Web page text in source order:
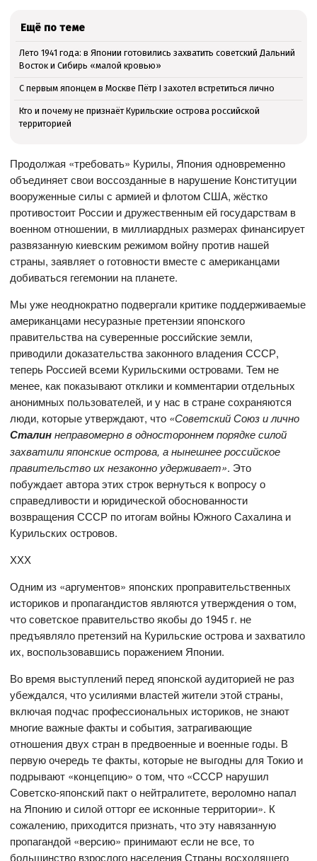
Ещё по теме
Лето 1941 года: в Японии готовились захватить советский Дальний
Восток и Сибирь «малой кровью»
С первым японцем в Москве Пётр I захотел встретиться лично
Кто и почему не признаёт Курильские острова российской
территорией
Продолжая «требовать» Курилы, Япония одновременно
объединяет свои воссозданные в нарушение Конституции
вооруженные силы с армией и флотом США, жёстко
противостоит России и дружественным ей государствам в
военном отношении, в миллиардных размерах финансирует
развязанную киевским режимом войну против нашей
страны, заявляет о готовности вместе с американцами
добиваться гегемонии на планете.
Мы уже неоднократно подвергали критике поддерживаемые
американцами несуразные претензии японского
правительства на суверенные российские земли,
приводили доказательства законного владения СССР,
теперь Россией всеми Курильскими островами. Тем не
менее, как показывают отклики и комментарии отдельных
анонимных пользователей, и у нас в стране сохраняются
люди, которые утверждают, что «Советский Союз и лично
Сталиннеправомерно в одностороннем порядке силой
захватили японские острова, а нынешнее российское
правительство их незаконно удерживает». Это
побуждает автора этих строк вернуться к вопросу о
справедливости и юридической обоснованности
возвращения СССР по итогам войны Южного Сахалина и
Курильских островов.
ХХХ
Одним из «аргументов» японских проправительственных
историков и пропагандистов являются утверждения о том,
что советское правительство якобы до 1945 г. не
предъявляло претензий на Курильские острова и захватило
их, воспользовавшись поражением Японии.
Во время выступлений перед японской аудиторией не раз
убеждался, что усилиями властей жители этой страны,
включая подчас профессиональных историков, не знают
многие важные факты и события, затрагивающие
отношения двух стран в предвоенные и военные годы. В
первую очередь те факты, которые не выгодны для Токио и
подрывают «концепцию» о том, что «СССР нарушил
Советско-японский пакт о нейтралитете, вероломно напал
на Японию и силой отторг ее исконные территории». К
сожалению, приходится признать, что эту навязанную
пропагандой «версию» принимают если не все, то
большинство взрослого населения Страны восходящего